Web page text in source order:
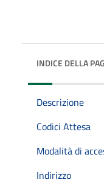
INDICE DELLA
Descrizione
Codici Attesa
Modalità di
Indirizzo